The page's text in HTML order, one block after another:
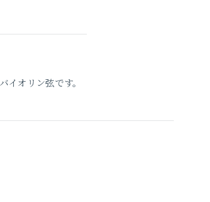
オリン弦です。